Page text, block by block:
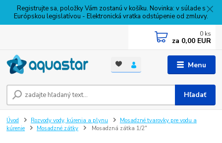
Registrujte sa, položky Vám zostanú v košíku. Novinka: v súlade s
Európskou legislatívou - Elektronická vratka odstúpenie od zmluvy.
Menu
Hľadať
0 ks
za 0,00 EUR
Úvod Rozvody vody, kúrenia a plynu
Mosadzné tvarovky pre vodu a
kúrenie
Mosadzné zátky Mosadzná zátka 1/2"